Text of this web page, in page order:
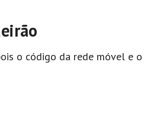
o código da rede móvel e o